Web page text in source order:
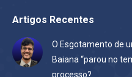
opens
in
new
window
opens
new
window
opens
in
new
window
opens
in
new
window
in
new
Artigos Recentes
O Esgotamento de
Baiana “parou no
processo?